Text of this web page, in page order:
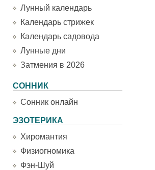
Лунный календарь
Календарь стрижек
Календарь садовода
Лунные дни
Затмения в 2026
СОННИК
Сонник онлайн
ЭЗОТЕРИКА
Хиромантия
Физиогномика
Фэн-Шуй